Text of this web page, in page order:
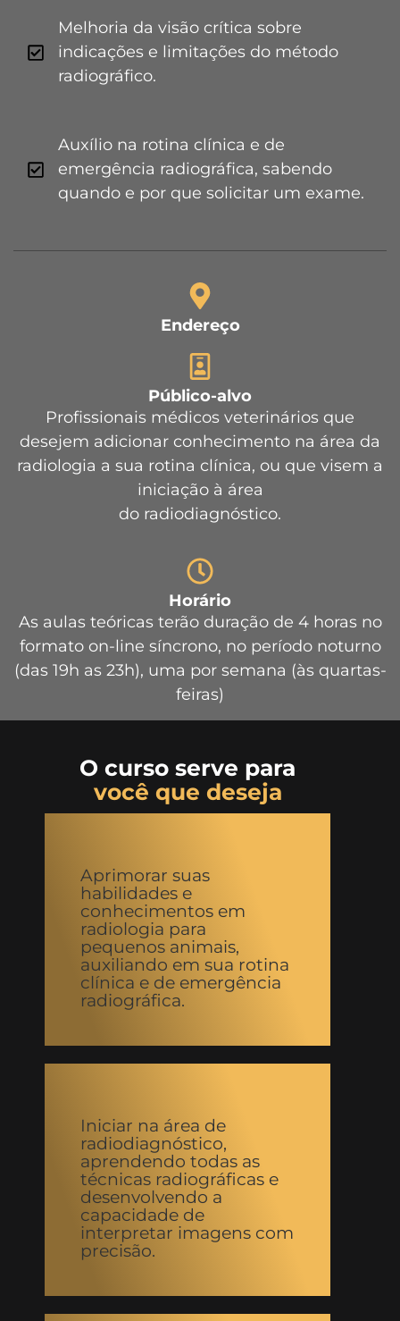
Melhoria da visão crítica sobre
indicações e limitações do método
radiográfico.
Auxílio na rotina clínica e de
emergência radiográfica, sabendo
quando e por que solicitar um exame.
Endereço
Público-alvo
Profissionais médicos veterinários que
desejem adicionar conhecimento na área da
radiologia a sua rotina clínica, ou que visem a
iniciação à área
do radiodiagnóstico.
Horário
As aulas teóricas terão duração de 4 horas no
formato on-line síncrono, no período noturno
(das 19h as 23h), uma por semana (às quartas-
feiras)
O curso serve para
você que deseja
Aprimorar suas
habilidades e
conhecimentos em
radiologia para
pequenos animais,
auxiliando em sua rotina
clínica e de emergência
radiográfica.
Iniciar na área de
radiodiagnóstico,
aprendendo todas as
técnicas radiográficas e
desenvolvendo a
capacidade de
interpretar imagens com
precisão.